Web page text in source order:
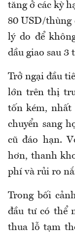
tăng ở các kỳ
80 USD/thùng
lý do để
dầu giao sau 3
Trở ngại đầu
lớn trên thị
tốn kém,
chuyển sang
cũ đáo hạn.
hơn, thanh
phí và rủi ro
Trong bối
đầu tư có thể
thua lỗ tạm